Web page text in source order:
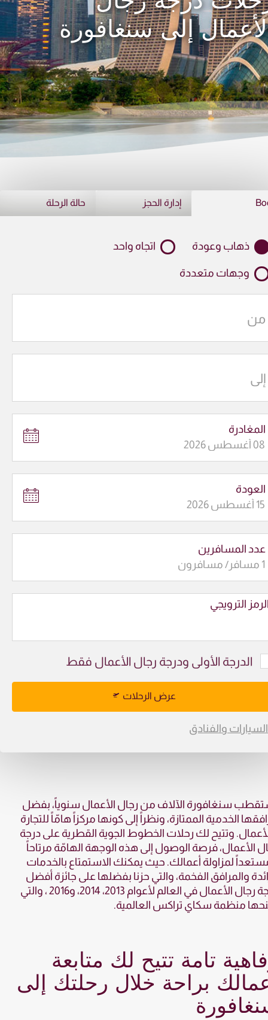
إلى سنغافورة
إدارة الحجز حالة الرحلة
ذهاب وعودة اتجاه واحد
وجهات متعددة
من
إلى
المغادرة
العودة
عدد المسافرين
الترويجي
الدرجة الأولى ودرجة رجال الأعمال فقط
عرض الرحلات
السيارات والفنادق
سنغافورة الآلاف من رجال الأعمال سنوياً، بفضل
الخدمية الممتازة، ونظراً إلى كونها مركزاً هامّاً للتجارة
وتتيح لك رحلات الخطوط الجوية القطرية على درجة
الأعمال، فرصة الوصول إلى هذه الوجهة الهامّة مرتاحاً
لمزاولة أعمالك. حيث يمكنك الاستمتاع بالخدمات
والمرافق الفخمة، والتي حزنا بفضلها على جائزة أفضل
درجة رجال الأعمال في العالم لأعوام 2013، 2014، و2016 ، والتي
منظمة سكاي تراكس العالمية.
تامة تتيح لك متابعة
براحة خلال رحلتك إلى